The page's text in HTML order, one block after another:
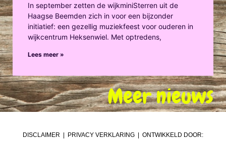
In september zetten de wijkminiSterren uit de
Haagse Beemden zich in voor een bijzonder
initiatief: een gezellig muziekfeest voor ouderen in
wijkcentrum Heksenwiel. Met optredens,
Lees meer »
Meer nieuws
DISCLAIMER | PRIVACY VERKLARING | ONTWIKKELD DOOR: